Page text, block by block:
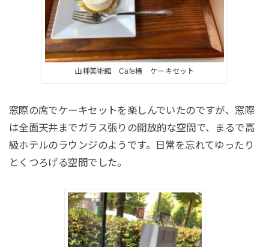
山種美術館 Cafe椿 ケーキセット
窓際の席でケーキセットを楽しんでいたのですが、窓際
は全面天井までガラス張りの開放的な空間で、まるで高
級ホテルのラウンジのようです。日常を忘れてゆったり
とくつろげる空間でした。